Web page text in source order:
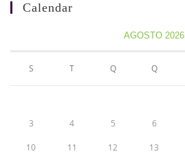
Calendar
AGOSTO 2026
S T Q Q
3 4 5 6
10 11 12 13